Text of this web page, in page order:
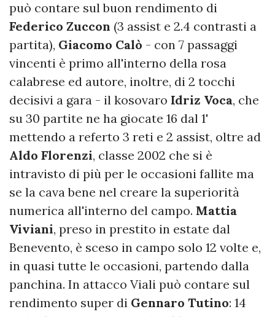
può contare sul buon rendimento di
Federico Zuccon (3 assist e 2.4 contrasti a
partita), Giacomo Calò - con 7 passaggi
vincenti è primo all'interno della rosa
calabrese ed autore, inoltre, di 2 tocchi
decisivi a gara - il kosovaro Idriz Voca, che
su 30 partite ne ha giocate 16 dal 1'
mettendo a referto 3 reti e 2 assist, oltre ad
Aldo Florenzi, classe 2002 che si è
intravisto di più per le occasioni fallite ma
se la cava bene nel creare la superiorità
numerica all'interno del campo. Mattia
Viviani, preso in prestito in estate dal
Benevento, è sceso in campo solo 12 volte e,
in quasi tutte le occasioni, partendo dalla
panchina. In attacco Viali può contare sul
rendimento super di Gennaro Tutino: 14